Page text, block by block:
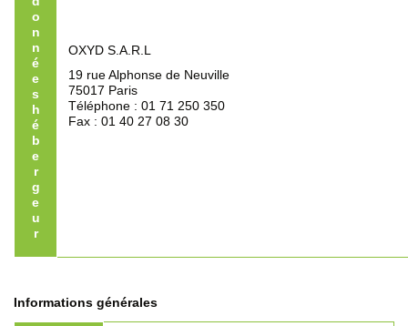
o
n
n
é
e
s
h
é
b
e
r
g
e
u
r
OXYD S.A.R.L
19 rue Alphonse de Neuville
75017 Paris
Téléphone : 01 71 250 350
Fax : 01 40 27 08 30
Informations générales